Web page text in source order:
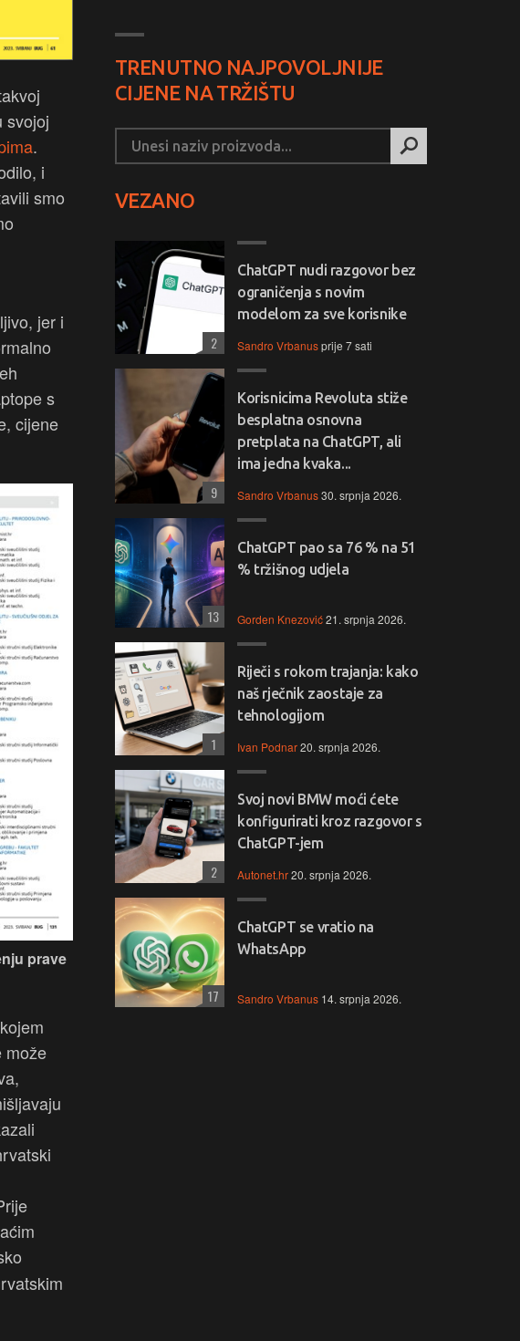
svojoj
.
i
smo
jer i
s
cijene
prave
može
TRENUTNO NAJPOVOLJNIJE
CIJENE NA TRŽIŠTU
VEZANO
ChatGPT nudi razgovor bez
ograničenja s novim
modelom za sve korisnike
Sandro Vrbanusprije 7 sati
2
Korisnicima Revoluta stiže
besplatna osnovna
pretplata na ChatGPT, ali
ima jedna kvaka...
Sandro Vrbanus30. srpnja 2026.
9
ChatGPT pao sa 76 % na 51
% tržišnog udjela
Gorden Knezović21. srpnja 2026.
13
Riječi s rokom trajanja: kako
naš rječnik zaostaje za
tehnologijom
Ivan Podnar20. srpnja 2026.
1
Svoj novi BMW moći ćete
konfigurirati kroz razgovor s
ChatGPT-jem
Autonet.hr20. srpnja 2026.
2
ChatGPT se vratio na
WhatsApp
Sandro Vrbanus 14. srpnja 2026.
17